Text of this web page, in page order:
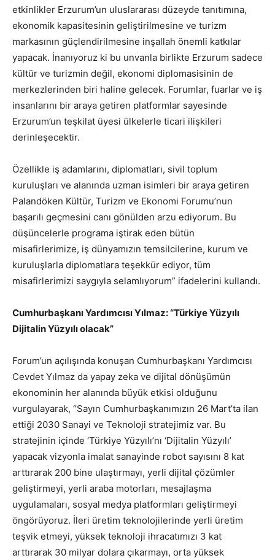
etkinlikler Erzurum’un uluslararası düzeyde tanıtımına,
ekonomik kapasitesinin geliştirilmesine ve turizm
markasının güçlendirilmesine inşallah önemli katkılar
yapacak. İnanıyoruz ki bu unvanla birlikte Erzurum sadece
kültür ve turizmin değil, ekonomi diplomasisinin de
merkezlerinden biri haline gelecek. Forumlar, fuarlar ve iş
insanlarını bir araya getiren platformlar sayesinde
Erzurum’un teşkilat üyesi ülkelerle ticari ilişkileri
derinleşecektir.
Özellikle iş adamlarını, diplomatları, sivil toplum
kuruluşları ve alanında uzman isimleri bir araya getiren
Palandöken Kültür, Turizm ve Ekonomi Forumu’nun
başarılı geçmesini canı gönülden arzu ediyorum. Bu
düşüncelerle programa iştirak eden bütün
misafirlerimize, iş dünyamızın temsilcilerine, kurum ve
kuruluşlarla diplomatlara teşekkür ediyor, tüm
misafirlerimizi saygıyla selamlıyorum” ifadelerini kullandı.
Cumhurbaşkanı Yardımcısı Yılmaz: “Türkiye Yüzyılı
Dijitalin Yüzyılı olacak”
Forum’un açılışında konuşan Cumhurbaşkanı Yardımcısı
Cevdet Yılmaz da yapay zeka ve dijital dönüşümün
ekonominin her alanında büyük etkisi olduğunu
vurgulayarak, “Sayın Cumhurbaşkanımızın 26 Mart’ta ilan
ettiği 2030 Sanayi ve Teknoloji stratejimiz var. Bu
stratejinin içinde ‘Türkiye Yüzyılı’nı ‘Dijitalin Yüzyılı’
yapacak vizyonla imalat sanayinde robot sayısını 8 kat
arttırarak 200 bine ulaştırmayı, yerli dijital çözümler
geliştirmeyi, yerli araba motorları, mesajlaşma
uygulamaları, sosyal medya platformları geliştirmeyi
öngörüyoruz. İleri üretim teknolojilerinde yerli üretim
teşvik etmeyi, yüksek teknoloji ihracatımızı 3 kat
arttırarak 30 milyar dolara çıkarmayı, orta yüksek